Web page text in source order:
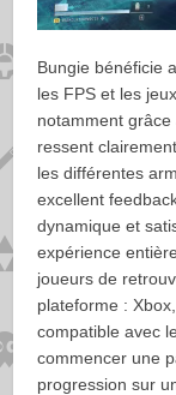
Bungie bénéficie
les FPS et les
notamment
ressent
les différentes
excellent
dynamique et
expérience
joueurs de
plateforme :
compatible avec
commencer une
progression sur